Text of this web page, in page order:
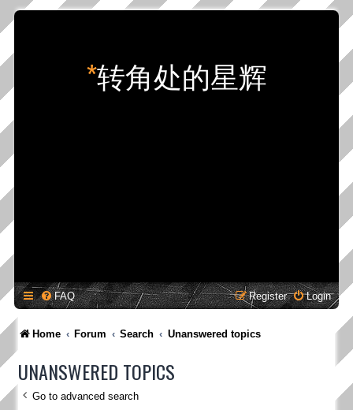
*转角处的星辉
FAQ Login
Register
Home Forum Search Unanswered topics
UNANSWERED TOPICS
Go to advanced search